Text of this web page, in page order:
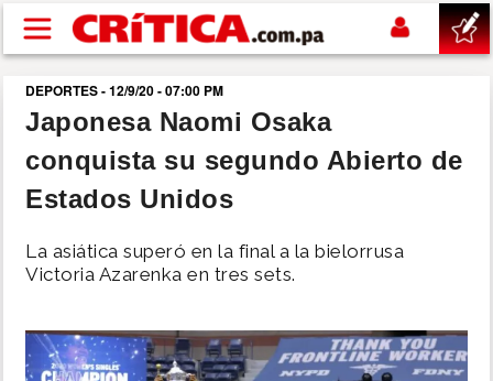
Pasar al contenido principal
buscar
SUCESOS
POLÍTICA
SHOW
DEPORTES - 12/9/20 - 07:00 PM
Japonesa Naomi Osaka
conquista su segundo Abierto de
Estados Unidos
La asiática superó en la final a la bielorrusa
Victoria Azarenka en tres sets.